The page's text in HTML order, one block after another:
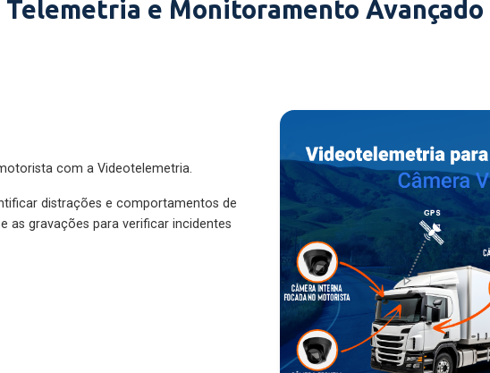
Telemetria e Monitoramento Avançado
com a Videotelemetria.
distrações e comportamentos de
as gravações para verificar incidentes